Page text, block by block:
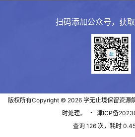
扫码添加公众号，获
版权所有Copyright © 2026 学无止境保留资源
时处理。
・ 津ICP备
查询 126 次，耗时